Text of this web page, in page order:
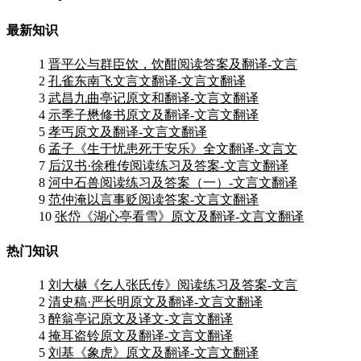
最新知识
1 晋平公与群臣饮，饮酣阅读答案及翻译-文言
2 孔雀东南飞文言文翻译-文言文翻译
3 武昌九曲亭记原文和翻译-文言文翻译
4 示季子懋修书原文及翻译-文言文翻译
5 孝丐原文及翻译-文言文翻译
6 孟子《生于忧患死于安乐》全文翻译-文言文
7 后汉书·徐稚传阅读练习及答案-文言文翻译
8 河中石兽阅读练习及答案（一）-文言文翻译
9 范仲淹以言事贬阅读答案-文言文翻译
10 张岱《湖心亭看雪》原文及翻译-文言文翻译
热门知识
1 刘大樾《乞人张氏传》阅读练习及答案-文言
2 清史稿·严长明原文及翻译-文言文翻译
3 醉翁亭记原文及译文-文言文翻译
4 掩耳盗铃原文及翻译-文言文翻译
5 刘基《象虎》原文及翻译-文言文翻译